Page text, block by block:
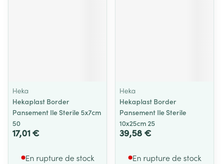
Heka
Hekaplast Border
Pansement Ile Sterile 5x7cm
50
17,01 €
En rupture de stock
Heka
Hekaplast Border
Pansement Ile Sterile
10x25cm 25
39,58 €
En rupture de stock